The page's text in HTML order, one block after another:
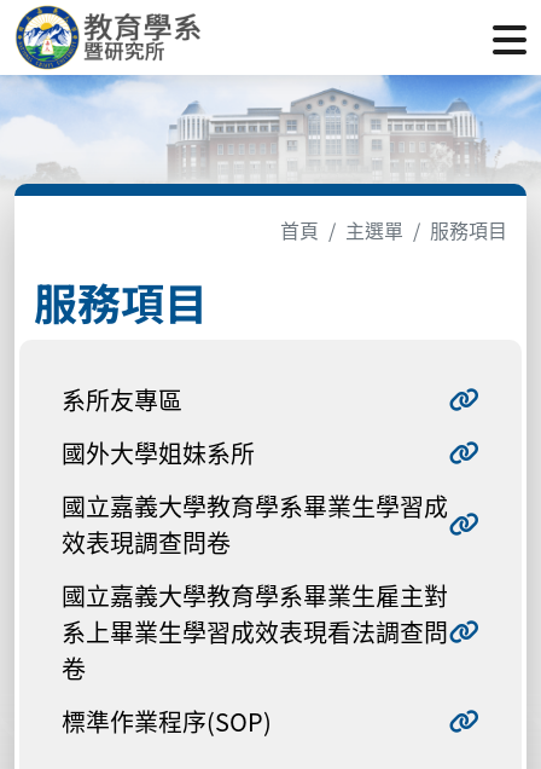
首頁 主選單 服務項目
服務項目
系所友專區
國外大學姐妹系所
國立嘉義大學教育學系畢業生學習成
效表現調查問卷
國立嘉義大學教育學系畢業生雇主對
系上畢業生學習成效表現看法調查問
卷
標準作業程序(SOP)